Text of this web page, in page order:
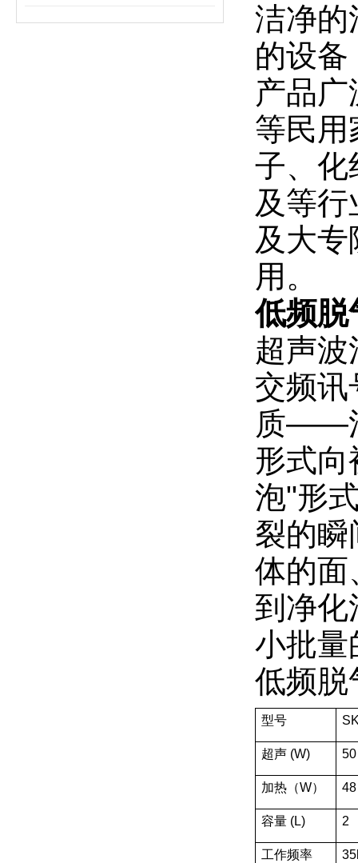
洁净的
的设
产品
等民用
子、化
及等
及大
用。
低频
超声
交频讯
质——
形式向
泡"形
裂的
体的面
到净化
小批量
低频脱
型号
超声 (W) 50
加热（W） 48
容量 (L) 2
工作频率